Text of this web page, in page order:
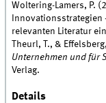
Woltering-Lamers, P.
relevanten Literatur
Theurl, T., &
Unternehmen und für
Verlag.
Details